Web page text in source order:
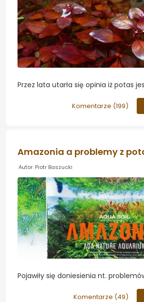
Przez lata utarła się opinia iż potas
stężenie nie ma negatywnego
Komentarze (199)
Amazonia a problemy z
Autor: Piotr Baszucki
Pojawiły się doniesienia nt.
podłoże ADA Amazonia. Prubujemy
Komentarze (49)